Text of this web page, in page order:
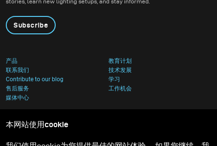
Subscribe
产品
教育计划
联系我们
技术发展
Contribute to our blog
学习
售后服务
工作机会
媒体中心
本网站使用cookie